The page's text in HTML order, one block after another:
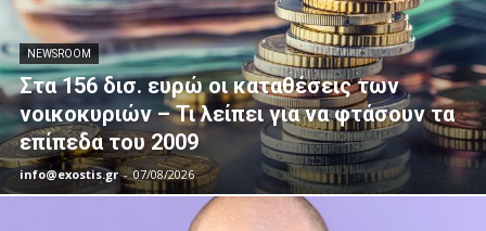
NEWSROOM
Στα 156 δισ. ευρώ οι καταθέσεις των
νοικοκυριών – Τι λείπει για να φτάσουν τα
επίπεδα του 2009
info@exostis.gr - 07/08/2026